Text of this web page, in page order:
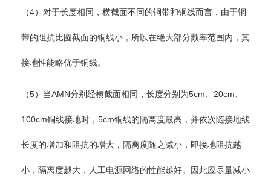
（4）对于长度相同，横截面不同的铜带和铜线而言，由于铜
带的阻抗比圆截面的铜线小，所以在绝大部分频率范围内，其
接地性能略优于铜线。
（5）当AMN分别经横截面相同，长度分别为5cm、20cm、
100cm铜线接地时，5cm铜线的隔离度最高，并依次随接地线
长度的增加和阻抗的增大，隔离度随之减小，即接地阻抗越
小，隔离度越大，人工电源网络的性能越好。因此应尽量减小